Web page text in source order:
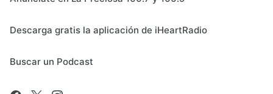
Descarga gratis la aplicación de iHeartRadio
Buscar un Podcast